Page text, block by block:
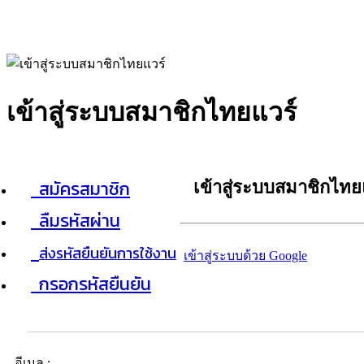
เข้าสู่ระบบสมาชิกไทยแวร์
สมัครสมาชิก
ลืมรหัสผ่าน
ส่งรหัสยืนยันการใช้งาน
กรอกรหัสยืนยัน
เข้าสู่ระบบสมาชิกไท
เข้าสู่ระบบด้วย Google